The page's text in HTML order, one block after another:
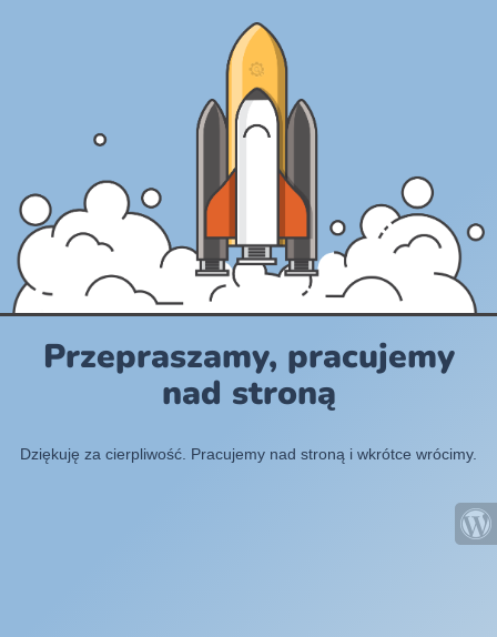
Przepraszamy, pracujemy
nad stroną
Dziękuję za cierpliwość. Pracujemy nad stroną i wkrótce wrócimy.